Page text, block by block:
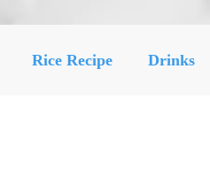
Rice Recipe Drinks